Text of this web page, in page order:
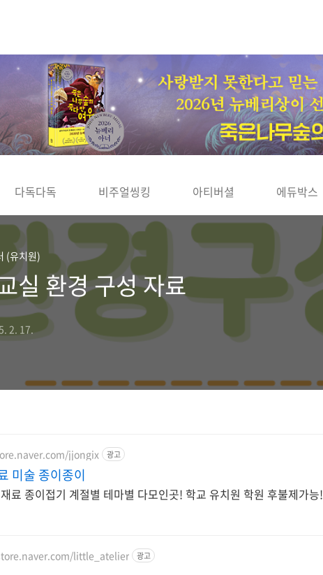
다독다독 비주얼씽킹 아티버셜 에듀박스
(유치원)
실 환경 구성 자료
2. 17.
jjongix 광고
미술 종이종이
료 종이접기 계절별 테마별 다모인곳! 학교 유치원 학원 후불제가능!
little_atelier 광고